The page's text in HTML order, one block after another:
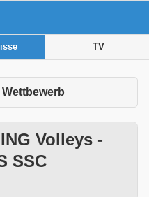
TV
Volleys -
SSC